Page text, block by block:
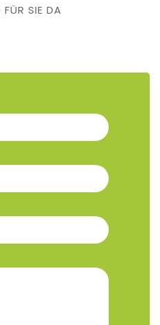
SIE DA